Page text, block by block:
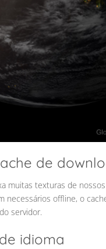
de
muitas texturas de
necessários offline, o
servidor.
idioma